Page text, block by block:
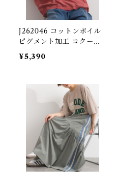
J262046 コットンボイル
ピグメント加工 コクーン
Tブラウス / Pigment-Dy
ed Cotton Voile Cocoo
¥5,390